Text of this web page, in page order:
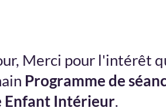
Merci pour l'intérêt
Programme de
Enfant Intérieur.